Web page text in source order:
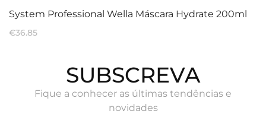
System Professional Wella Máscara Hydrate 200ml
€36.85
SUBSCREVA
Fique a conhecer as últimas tendências e
novidades